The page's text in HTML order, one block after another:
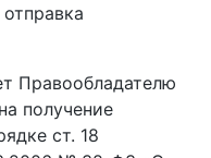
Правообладателю
получение
ст. 18